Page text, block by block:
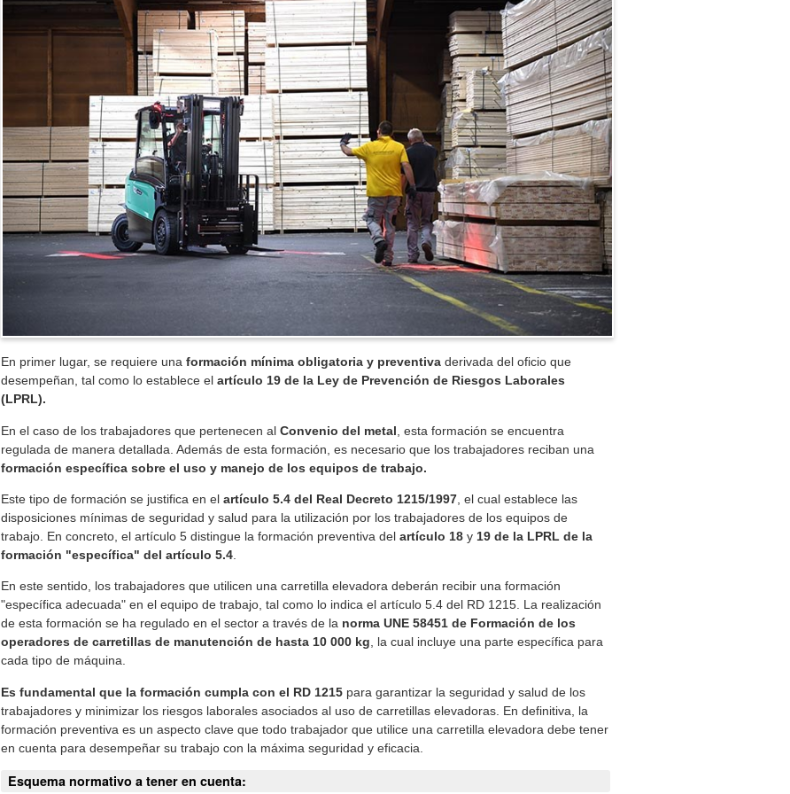
En primer lugar, se requiere unaformación mínima obligatoria y preventiva derivada del oficio que
desempeñan, tal como lo establece el artículo 19 de la Ley de Prevención de Riesgos Laborales
(LPRL).
En el caso de los trabajadores que pertenecen alConvenio del metal , esta formación se encuentra
regulada de manera detallada. Además de esta formación, es necesario que los trabajadores reciban una
formación específica sobre el uso y manejo de los equipos de trabajo.
Este tipo de formación se justifica en el artículo 5.4 del Real Decreto 1215/1997 , el cual establece las
disposiciones mínimas de seguridad y salud para la utilización por los trabajadores de los equipos de
trabajo. En concreto, el artículo 5 distingue la formación preventiva delartículo 18 y 19 de la LPRL de la
formación "específica" del artículo 5.4
En este sentido, los trabajadores que utilicen una carretilla elevadora deberán recibir una formación
"específica adecuada" en el equipo de trabajo, tal como lo indica el artículo 5.4 del RD 1215. La realización
de esta formación se ha regulado en el sector a través de la norma UNE 58451 de Formación de los
operadores de carretillas de manutención de hasta 10 000 kg, la cual incluye una parte específica para
cada tipo de máquina.
Es fundamental que la formación cumpla con el RD 1215 para garantizar la seguridad y salud de los
trabajadores y minimizar los riesgos laborales asociados al uso de carretillas elevadoras. En definitiva, la
formación preventiva es un aspecto clave que todo trabajador que utilice una carretilla elevadora debe tener
en cuenta para desempeñar su trabajo con la máxima seguridad y eficacia.
Esquema normativo a tener en cuenta: